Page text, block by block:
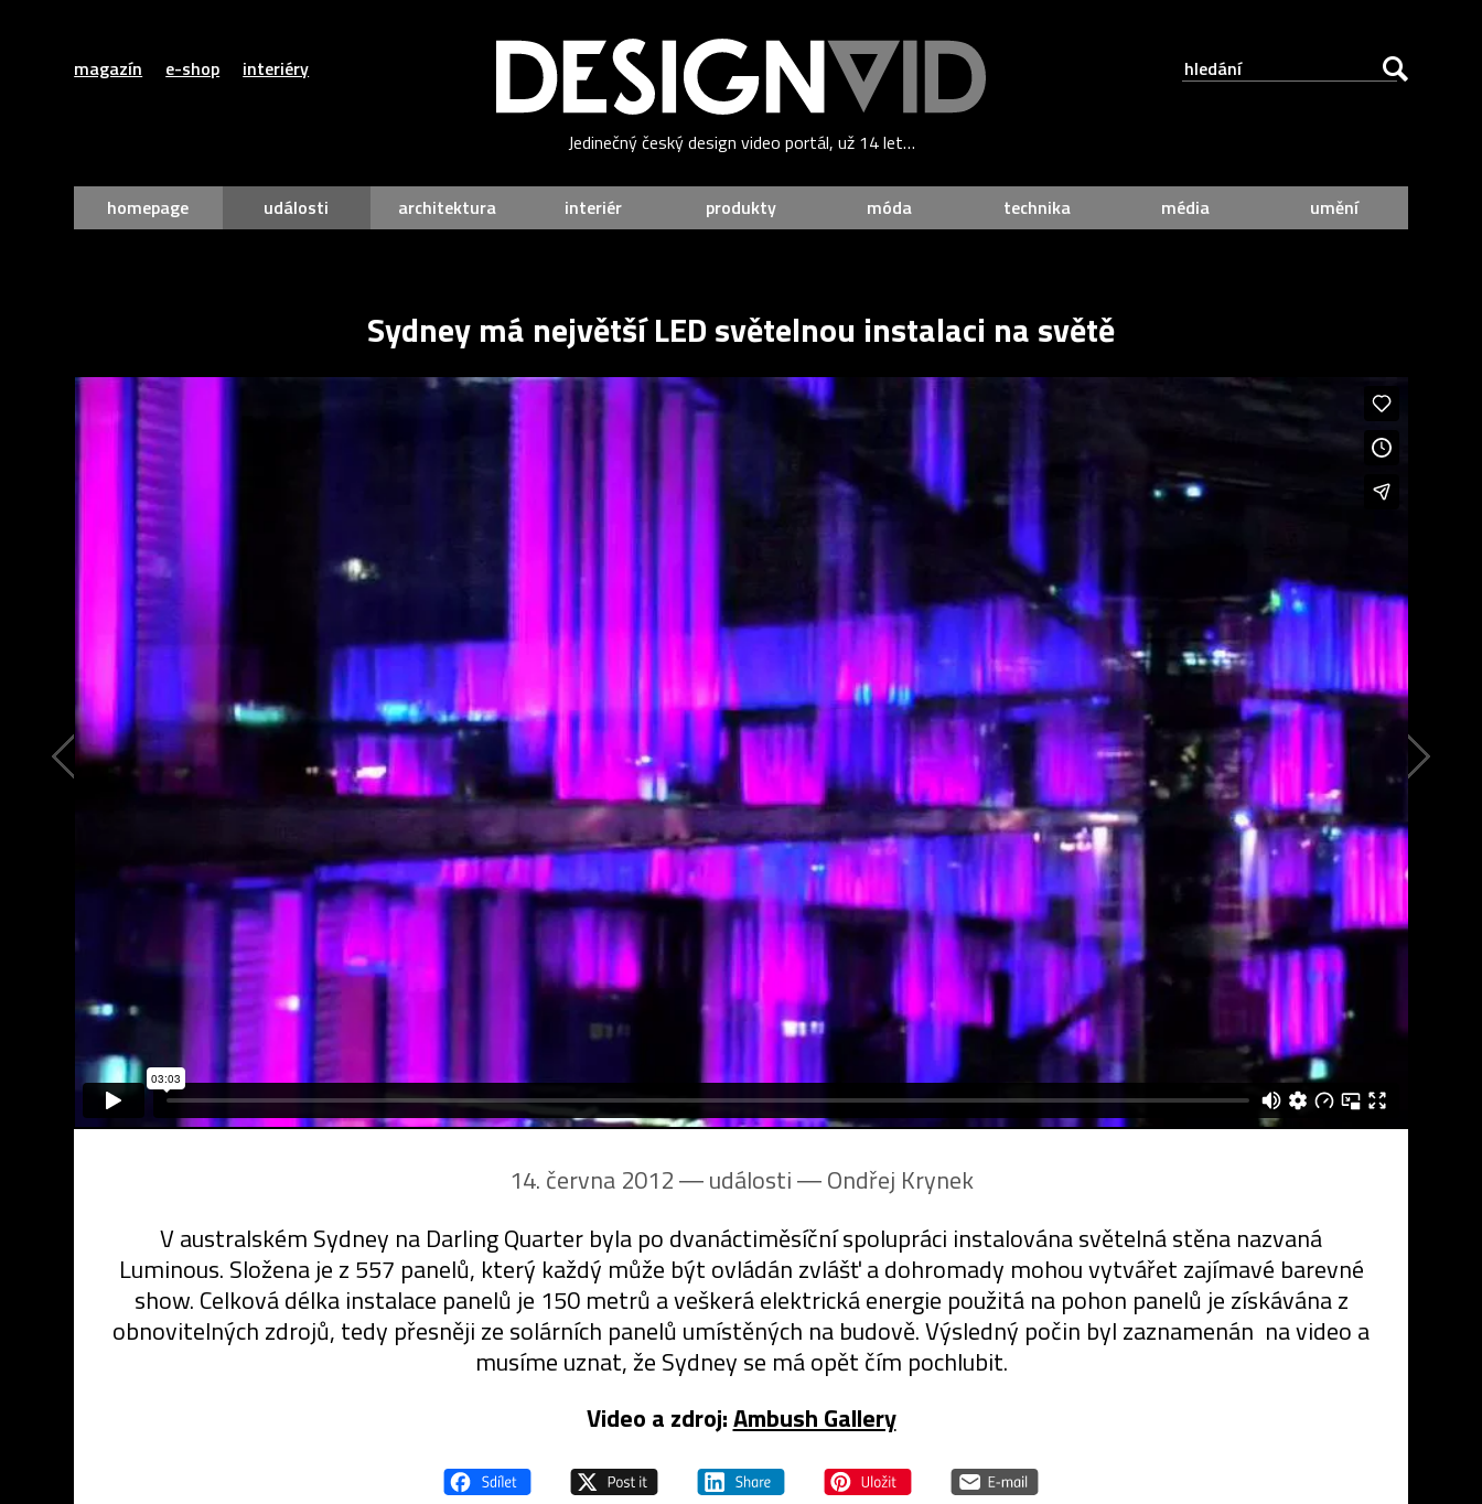
magazín e-shop interiéry
Jedinečný český design video portál, už 14 let…
homepage události architektura interiér produkty móda technika média umění
Sydney má největší LED světelnou instalaci na světě
14. června 2012 ― události ―Ondřej Krynek
V australském Sydney na Darling Quarter byla po dvanáctiměsíční spolupráci instalována světelná stěna nazvaná
Luminous. Složena je z 557 panelů, který každý může být ovládán zvlášť a dohromady mohou vytvářet zajímavé barevné
show. Celková délka instalace panelů je 150 metrů a veškerá elektrická energie použitá na pohon panelů je získávána z
obnovitelných zdrojů, tedy přesněji ze solárních panelů umístěných na budově. Výsledný počin byl zaznamenán na video a
musíme uznat, že Sydney se má opět čím pochlubit.
Video a zdroj:Ambush Gallery